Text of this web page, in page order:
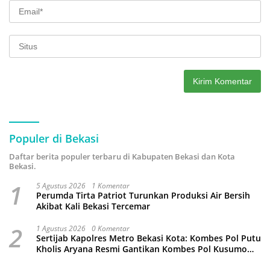
Populer di Bekasi
Daftar berita populer terbaru di Kabupaten Bekasi dan Kota
Bekasi.
1 5 Agustus 2026 1 Komentar
Perumda Tirta Patriot Turunkan Produksi Air Bersih
Akibat Kali Bekasi Tercemar
2 1 Agustus 2026 0 Komentar
Sertijab Kapolres Metro Bekasi Kota: Kombes Pol Putu
Kholis Aryana Resmi Gantikan Kombes Pol Kusumo